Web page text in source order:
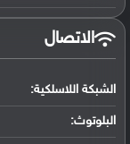
الاتصال
الشبكة اللاسلكية:
البلوتوث: